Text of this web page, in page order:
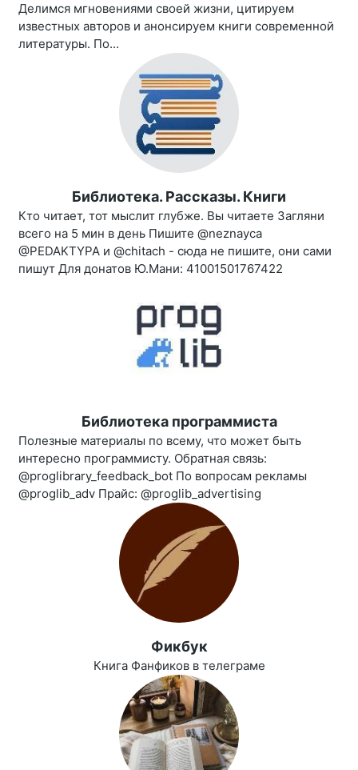
Делимся мгновениями своей жизни, цитируем
известных авторов и анонсируем книги современной
литературы. По...
Библиотека. Рассказы. Книги
Кто читает, тот мыслит глубже. Вы читаете Загляни
всего на 5 мин в день Пишите @neznayca
@PEDAKTYPA и @chitach - сюда не пишите, они сами
пишут Для донатов Ю.Мани: 41001501767422
Библиотека программиста
Полезные материалы по всему, что может быть
интересно программисту. Обратная связь:
@proglibrary_feedback_bot По вопросам рекламы
@proglib_adv Прайс: @proglib_advertising
Фикбук
Книга Фанфиков в телеграме